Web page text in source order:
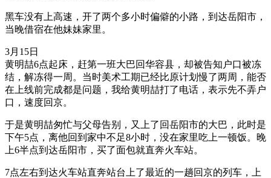
黑车没有上高速，开了两个多小时偏僻的小路，到达岳阳市，
当晚借宿在他妹妹家里。
3月15日
黄明喆6点起床，赶第一班大巴回华容县，却被告知户口被冻
结，解冻得一周。当时美术工期已经比原计划慢了两周，能否
在上线前完成都是问题，我给黄明喆打了电话，表示先不弄户
口，速度回京。
于是黄明喆匆忙与父母告别，又上了回岳阳市的大巴，此时是
下午5点，离他回到家中不足8小时，没在家里吃上一顿饭。晚
上6半点到达岳阳市，买了面包就直奔火车站。
7点左右到达火车站直奔站台上了最近的一趟回京的列车，上